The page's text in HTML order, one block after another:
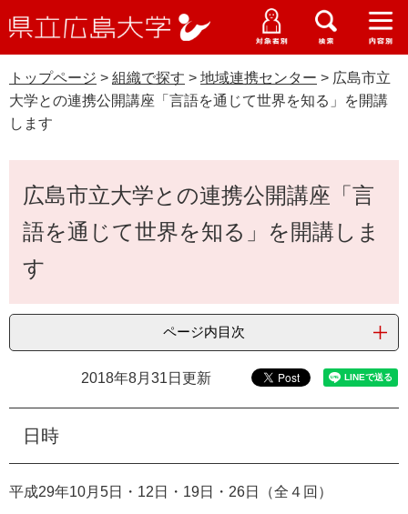
ー
ジ
先
頭
ニ
ュ
を
飛
ニ
ュ
ー
ニ
ー
ニ
ー
立
大
学
受験生の皆さま
在学生の皆さま
地域・企業の皆さま
受験生特設サイト
WEB版大学案内
資料請求
交通アクセス
o
l
ス
ム
すべて ページ PDF
大学概要
学部・大学院・専攻科
学生生活・就職支援
研究・地域連携・国際交流
入試情報
トップページ > 組織で探す > 地域連携センター > 広島市立
大学との連携公開講座「言語を通じて世界を知る」を開講
します
広島市立大学との連携公開講座「言
語を通じて世界を知る」を開講しま
す
ページ内目次
2018年8月31日更新
日時
平成29年10月 5日・ 12 日・ 19日・ 26日（全４回）